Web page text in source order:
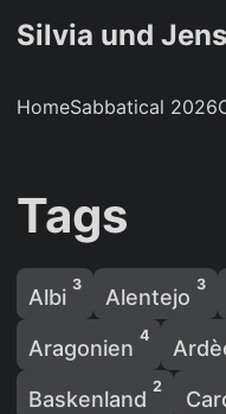
Silvia und Jens
HomeSabbatical 2026
Tags
Albi
3
Alentejo
3
Aragonien
4
Baskenland
2